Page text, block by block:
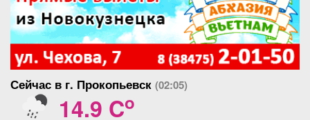
Сейчас в г. Прокопьевск (02:05)
14.9 Co